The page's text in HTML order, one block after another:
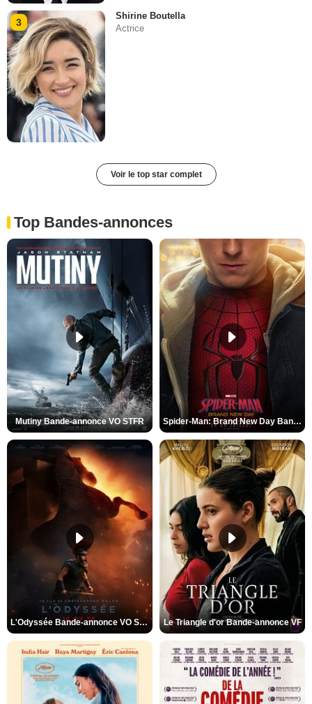
3
Shirine Boutella
Actrice
Voir le top star complet
Top Bandes-annonces
Mutiny Bande-annonce VO STFR Spider-Man: Brand New Day Bande-annonce VO STFR
L'Odyssée Bande-annonce VO STFR Le Triangle d'or Bande-annonce VF